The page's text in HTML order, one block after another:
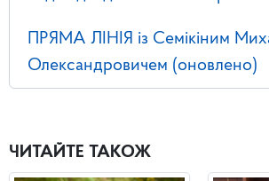
ПРЯМА ЛІНІЯ із Семікіним
Олександровичем (оновлено)
ЧИТАЙТЕ ТАКОЖ